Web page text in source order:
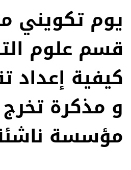
يوم تكويني
قسم علوم
كيفية إعداد
و مذكرة
مؤسسة